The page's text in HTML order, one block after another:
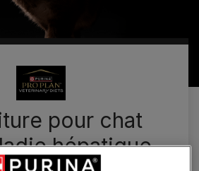
pour chat
hépatique -